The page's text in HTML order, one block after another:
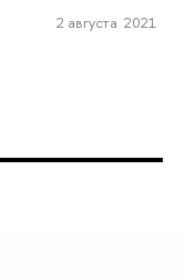
2 августа 2021